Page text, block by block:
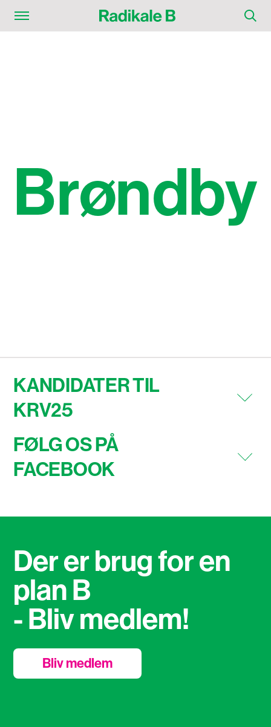
Brøndby
KANDIDATER TIL
KRV25
FØLG OS PÅ
FACEBOOK
Der er brug for en
plan B
- Bliv medlem!
Bliv medlem